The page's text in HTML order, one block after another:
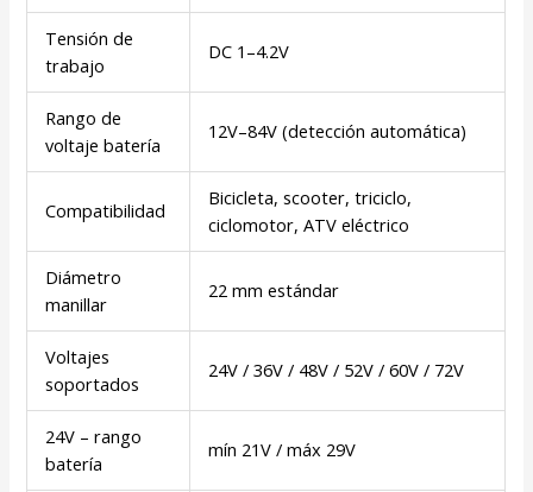
Tensión de
trabajo
DC 1–4.2V
Rango de
voltaje batería
12V–84V (detección automática)
Compatibilidad
Bicicleta, scooter, triciclo,
ciclomotor, ATV eléctrico
Diámetro
manillar
22 mm estándar
Voltajes
soportados
24V / 36V / 48V / 52V / 60V / 72V
24V – rango
batería
mín 21V / máx 29V